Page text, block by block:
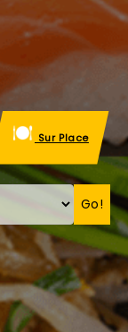
Sur Place
Go!